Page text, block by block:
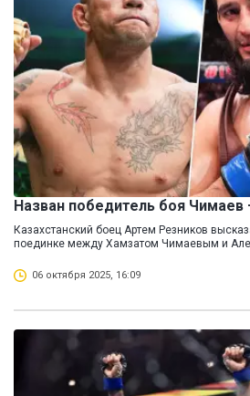
Назван победитель боя Чимаев
Казахстанский боец Артем Резников
поединке между Хамзатом Чимаевым и
06 октября 2025, 16:09